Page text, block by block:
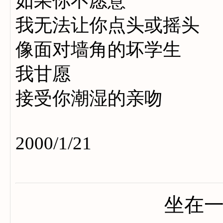
我无法让你点头或摇头
像面对墙角的坏学生
我甘愿
接受你潮湿的亲吻
2000/1/21
坐在